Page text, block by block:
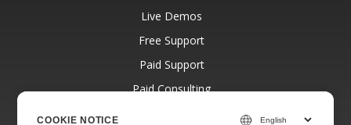
Live Demos
Free Support
Paid Support
Paid Consulting
COOKIE NOTICE